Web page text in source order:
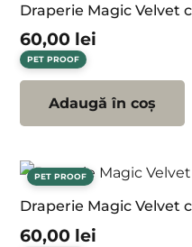
Draperie Magic Velvet
60,00 lei
PET PROOF
Adaugă în coș
PET PROOF
Draperie Magic Velvet
60,00 lei